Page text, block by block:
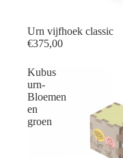
Urn vijfhoek classic
€375,00
Kubus
urn-
Bloemen
en
groen